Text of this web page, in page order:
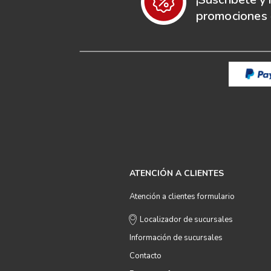
promociones
ATENCIÓN A CLIENTES
Atención a clientes formulario
Localizador de sucursales
Información de sucursales
Contacto